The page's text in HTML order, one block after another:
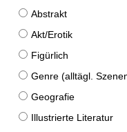
Abstrakt
Akt/Erotik
Figürlich
Genre (alltägl.
Geografie
Illustrierte Literatur